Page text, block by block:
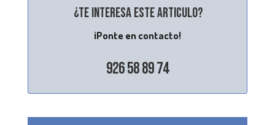
¿Te interesa este articulo?
¡Ponte en contacto!
926 58 89 74